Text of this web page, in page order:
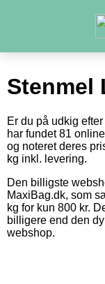
Stenmel
Er du på udkig
har fundet 81
og noteret deres
kg inkl. levering.
Den billigste
MaxiBag.dk, som
kg for kun 800 kr.
billigere end den
webshop.